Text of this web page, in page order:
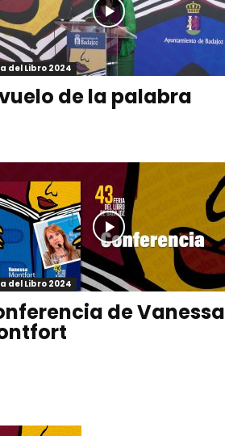
del Libro 2024
de la palabra
del Libro 2024
de Vanessa